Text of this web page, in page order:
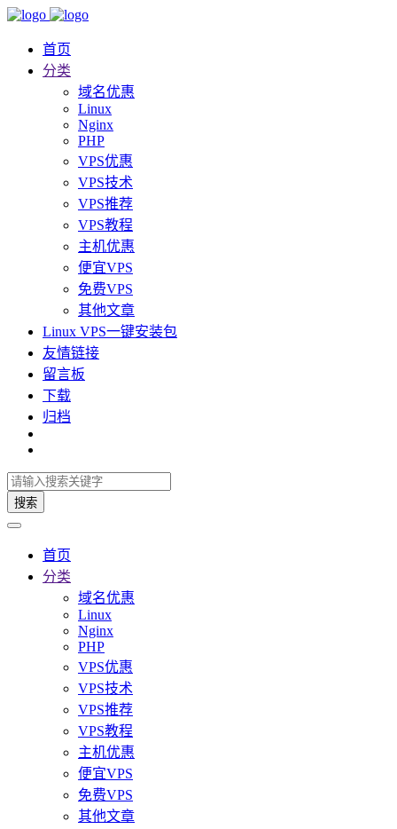
首页
分类
域名优惠
Linux
Nginx
PHP
VPS优惠
VPS技术
VPS推荐
VPS教程
主机优惠
便宜VPS
免费VPS
其他文章
Linux VPS一键安装包
友情链接
留言板
下载
归档
搜索
首页
分类
域名优惠
Linux
Nginx
PHP
VPS优惠
VPS技术
VPS推荐
VPS教程
主机优惠
便宜VPS
免费VPS
其他文章